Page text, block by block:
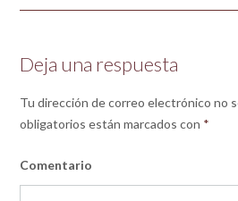
Deja una respuesta
Tu dirección de correo electrónico no
obligatorios están marcados con *
Comentario